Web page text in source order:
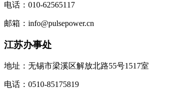
电话：010-62565117
邮箱：info@pulsepower.cn
江苏办事处
地址：无锡市梁溪区解放北路55号1517室
电话：0510-85175819